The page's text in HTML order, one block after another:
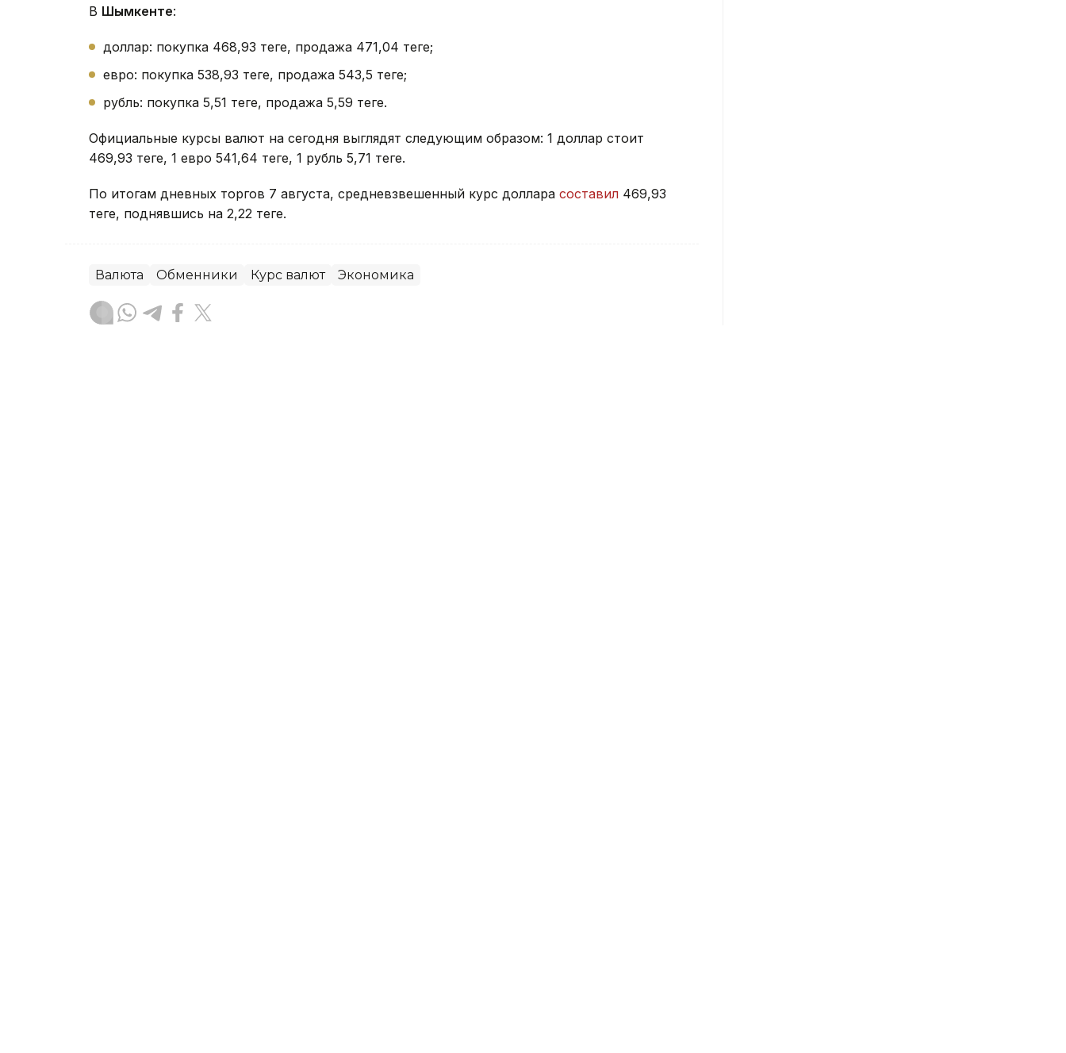
В Шымкенте:
доллар: покупка 468,93 теңге, продажа 471,04 теңге;
евро: покупка 538,93 теңге, продажа 543,5 теңге;
рубль: покупка 5,51 теңге, продажа 5,59 теңге.
Официальные курсы валют на сегодня выглядят следующим образом: 1 доллар стоит
469,93 теңге, 1 евро 541,64 теңге, 1 рубль 5,71 теңге.
По итогам дневных торгов 7 августа, средневзвешенный курс доллара составил 469,93
теңге, поднявшись на 2,22 теңге.
Валюта Обменники Курс валют Экономика